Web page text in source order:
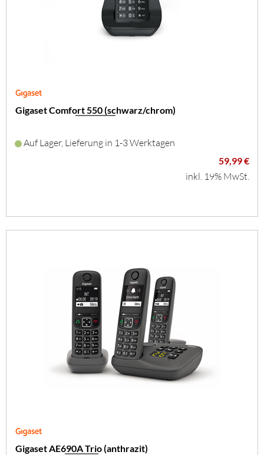
Gigaset Comfort 550 (schwarz/chrom)
Auf Lager, Lieferung in 1-3 Werktagen
59,99 €
inkl. 19% MwSt.
Gigaset AE690A Trio (anthrazit)